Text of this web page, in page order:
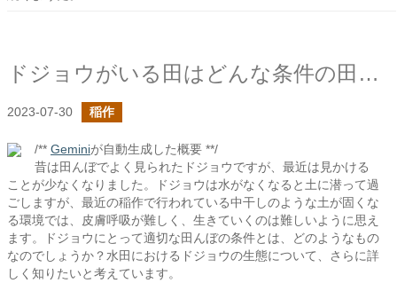
ドジョウがいる田はどんな条件の田なのだろう？
2023-07-30 稲作
/** Geminiが自動生成した概要 **/
昔は田んぼでよく見られたドジョウですが、最近は見かける
ことが少なくなりました。ドジョウは水がなくなると土に潜って過
ごしますが、最近の稲作で行われている中干しのような土が固くな
る環境では、皮膚呼吸が難しく、生きていくのは難しいように思え
ます。ドジョウにとって適切な田んぼの条件とは、どのようなもの
なのでしょうか？水田におけるドジョウの生態について、さらに詳
しく知りたいと考えています。